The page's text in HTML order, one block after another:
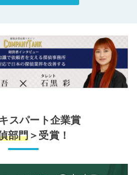
スパート企業賞
部門 ＞受賞！